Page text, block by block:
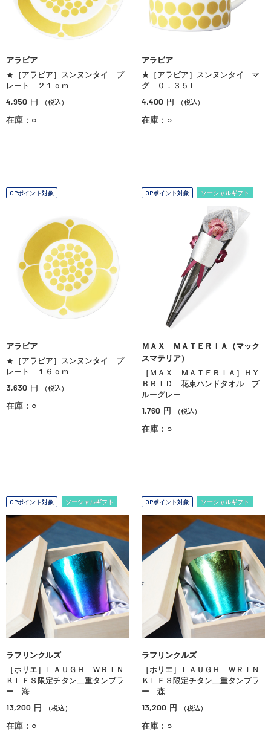
アラビア
★［アラビア］スンヌンタイ プ
レート ２１ｃｍ
4,950 円 （税込）
在庫：○
アラビア
★［アラビア］スンヌンタイ マ
グ ０．３５Ｌ
4,400 円 （税込）
在庫：○
OPポイント対象
アラビア
★［アラビア］スンヌンタイ プ
レート １６ｃｍ
3,630 円 （税込）
在庫：○
OPポイント対象 ソーシャルギフト
ＭＡＸ ＭＡＴＥＲＩＡ（マック
スマテリア）
［ＭＡＸ ＭＡＴＥＲＩＡ］ＨＹ
ＢＲＩＤ 花束ハンドタオル ブ
ルーグレー
1,760 円 （税込）
在庫：○
OPポイント対象 ソーシャルギフト
ラフリンクルズ
［ホリエ］ＬＡＵＧＨ ＷＲＩＮ
ＫＬＥＳ限定チタン二重タンブラ
ー 海
13,200 円 （税込）
在庫：○
OPポイント対象 ソーシャルギフト
ラフリンクルズ
［ホリエ］ＬＡＵＧＨ ＷＲＩＮ
ＫＬＥＳ限定チタン二重タンブラ
ー 森
13,200 円 （税込）
在庫：○